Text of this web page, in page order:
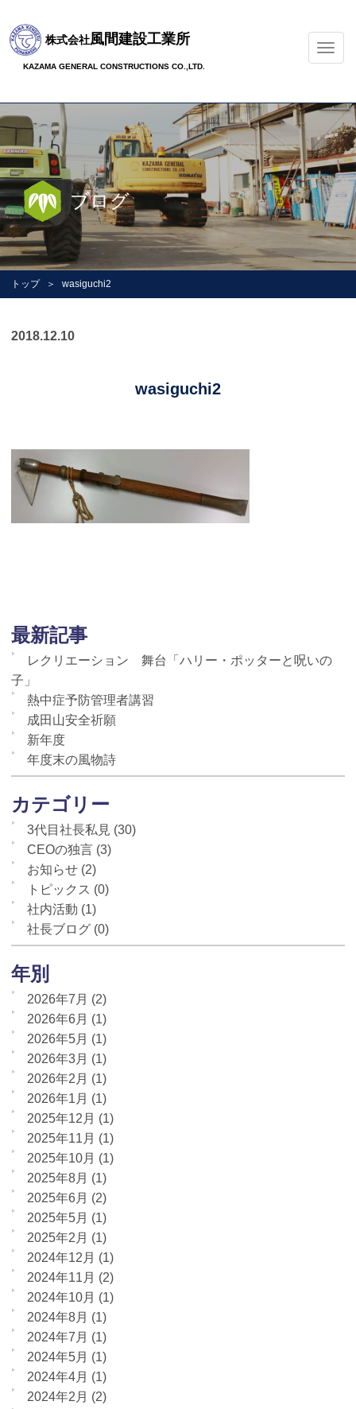
ナ
ビ
ー
シ
ョ
ン
の
切
替
株式会社風間建設工業所
KAZAMA GENERAL CONSTRUCTIONS CO.,LTD.
ブログ
トップ wasiguchi2
2018.12.10
wasiguchi2
最新記事
レクリエーション 舞台「ハリー・ポッターと呪いの
子」
熱中症予防管理者講習
成田山安全祈願
新年度
年度末の風物詩
カテゴリー
3代目社長私見 (30)
CEOの独言 (3)
お知らせ (2)
トピックス (0)
社内活動 (1)
社長ブログ (0)
年別
2026年7月 (2)
2026年6月 (1)
2026年5月 (1)
2026年3月 (1)
2026年2月 (1)
2026年1月 (1)
2025年12月 (1)
2025年11月 (1)
2025年10月 (1)
2025年8月 (1)
2025年6月 (2)
2025年5月 (1)
2025年2月 (1)
2024年12月 (1)
2024年11月 (2)
2024年10月 (1)
2024年8月 (1)
2024年7月 (1)
2024年5月 (1)
2024年4月 (1)
2024年2月 (2)